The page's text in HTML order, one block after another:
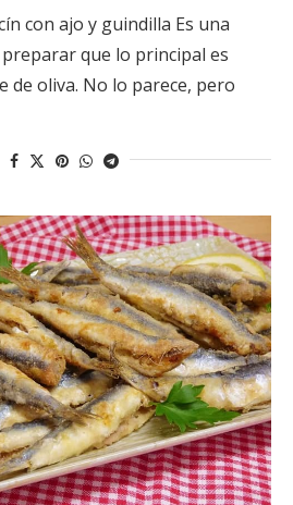
con ajo y guindilla Es una
que lo principal es
de oliva. No lo parece, pero